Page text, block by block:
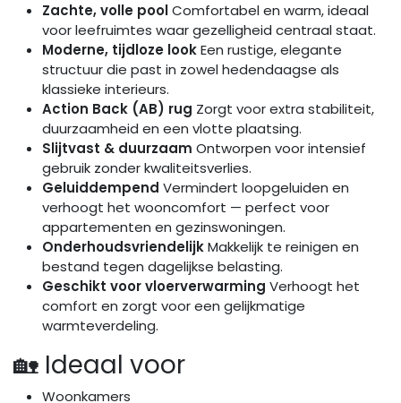
Zachte, volle poolComfortabel en warm, ideaal
voor leefruimtes waar gezelligheid centraal staat.
Moderne, tijdloze lookEen rustige, elegante
structuur die past in zowel hedendaagse als
klassieke interieurs.
Action Back (AB) rug Zorgt voor extra stabiliteit,
duurzaamheid en een vlotte plaatsing.
Slijtvast & duurzaam Ontworpen voor intensief
gebruik zonder kwaliteitsverlies.
Geluiddempend Vermindert loopgeluiden en
verhoogt het wooncomfort — perfect voor
appartementen en gezinswoningen.
OnderhoudsvriendelijkMakkelijk te reinigen en
bestand tegen dagelijkse belasting.
Geschikt voor vloerverwarming Verhoogt het
comfort en zorgt voor een gelijkmatige
warmteverdeling.
🏡 Ideaal voor
Woonkamers